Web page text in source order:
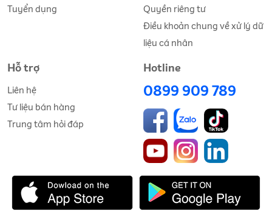
Tuyển dụng
Quyền riêng tư
Điều khoản chung về xử lý dữ
liệu cá nhân
Hỗ trợ
Liên hệ
Tư liệu bán hàng
Trung tâm hỏi đáp
Hotline
0899 909 789